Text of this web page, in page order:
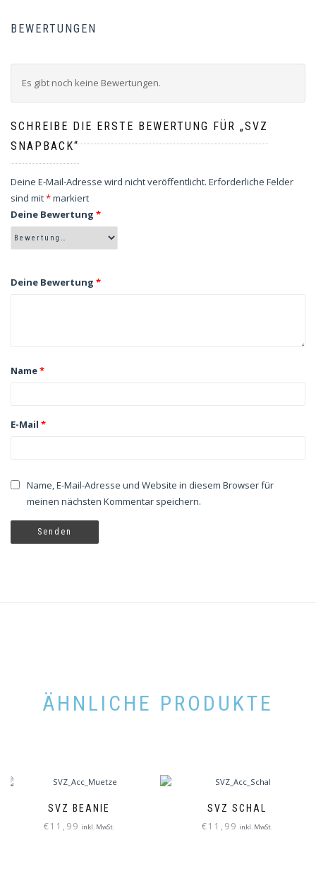
BEWERTUNGEN
Es gibt noch keine Bewertungen.
SCHREIBE DIE ERSTE BEWERTUNG FÜR „SVZ
SNAPBACK“
Deine E-Mail-Adresse wird nicht veröffentlicht. Erforderliche Felder
sind mit*markiert
Deine Bewertung *
Deine Bewertung *
Name*
E-Mail *
Name, E-Mail-Adresse und Website in diesem Browser für
meinen nächsten Kommentar speichern.
ÄHNLICHE PRODUKTE
SVZ BEANIE
€11,99 inkl. MwSt.
SVZ SCHAL
€11,99 inkl. MwSt.